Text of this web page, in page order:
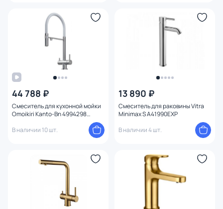
44 788 ₽
Смеситель для кухонной мойки
Omoikiri Kanto-Bn 4994298
В наличии 10 шт.
13 890 ₽
Смеситель для раковины Vitra
Minimax S A41990EXP
В наличии 4 шт.